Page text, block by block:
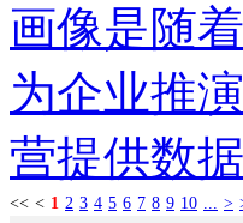
画像是随
为企业推
营提供数
<< < 1 2 3 4 5 6 7 8 9 10 >